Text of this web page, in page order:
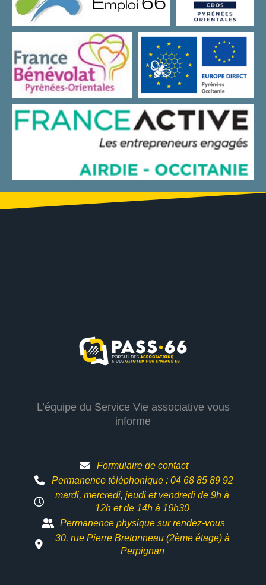
L’équipe du Service Vie associative vous
informe
Formulaire de contact
Permanence téléphonique : 04 68 85 89 92
mardi, mercredi, jeudi et vendredi de 9h à
12h etde 14h à 16h30
Permanence physique sur rendez-vous
30, rue Pierre Bretonneau (2ème étage) à
Perpignan